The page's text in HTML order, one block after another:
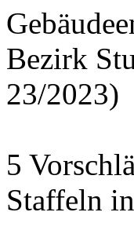
Bezirk
23/2023)
5
Staffeln